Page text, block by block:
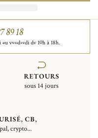
89 18
vendredi de 10h à 18h.
RETOURS
sous 14 jours
CB,
crypto...